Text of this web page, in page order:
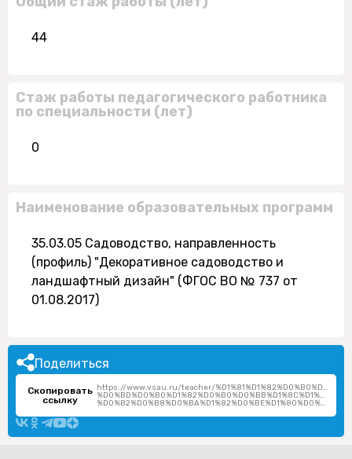
44
Стаж работы педагогического работника
по специальности (лет)
0
Наименование образовательных программ
35.03.05 Садоводство, направленность
(профиль) "Декоративное садоводство и
ландшафтный дизайн" (ФГОС ВО № 737 от
01.08.2017)
Поделиться
Скопировать
ссылку
https://www.vsau.ru/teacher/
%D0%BD%D0%B0%D1%82%D0%B0%D0%BB%D1%8C%D1%8F-
%D0%B2%D0%B8%D0%BA%D1%82%D0%BE%D1%80%D0%BE%D0%B2%D0%BD%D0%B0/